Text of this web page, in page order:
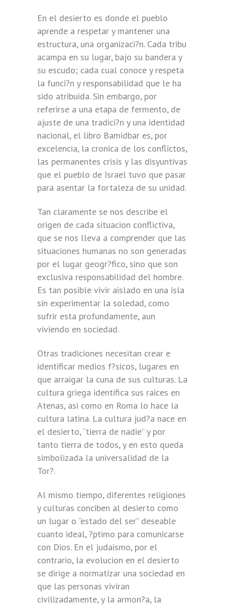
En el desierto es donde el pueblo
aprende a respetar y mantener una
estructura, una organizaci?n. Cada tribu
acampa en su lugar, bajo su bandera y
su escudo; cada cual conoce y respeta
la funci?n y responsabilidad que le ha
sido atribuida. Sin embargo, por
referirse a una etapa de fermento, de
ajuste de una tradici?n y una identidad
nacional, el libro Bamidbar es, por
excelencia, la cronica de los conflictos,
las permanentes crisis y las disyuntivas
que el pueblo de Israel tuvo que pasar
para asentar la fortaleza de su unidad.
Tan claramente se nos describe el
origen de cada situacion conflictiva,
que se nos lleva a comprender que las
situaciones humanas no son generadas
por el lugar geogr?fico, sino que son
exclusiva responsabilidad del hombre.
Es tan posible vivir aislado en una isla
sin experimentar la soledad, como
sufrir esta profundamente, aun
viviendo en sociedad.
Otras tradiciones necesitan crear e
identificar medios f?sicos, lugares en
que arraigar la cuna de sus culturas. La
cultura griega identifica sus raices en
Atenas, asi como en Roma lo hace la
cultura latina. La cultura jud?a nace en
el desierto, “tierra de nadie” y por
tanto tierra de todos, y en esto queda
simbolizada la universalidad de la
Tor?.
Al mismo tiempo, diferentes religiones
y culturas conciben al desierto como
un lugar o “estado del ser” deseable
cuanto ideal, ?ptimo para comunicarse
con Dios. En el judaismo, por el
contrario, la evolucion en el desierto
se dirige a normatizar una sociedad en
que las personas viviran
civilizadamente, y la armon?a, la